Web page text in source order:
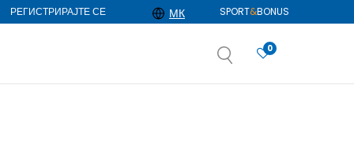
SPORT&BONUS
РЕГИСТРИРАЈТЕ СЕ МК
0